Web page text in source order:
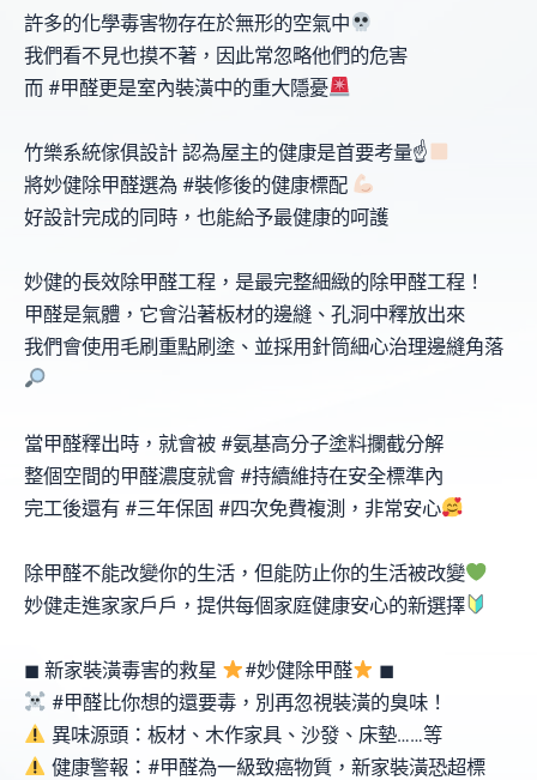
許多的化學毒害物存在於無形的空氣中
我們看不見也摸不著，因此常忽略他們的危害
而 #甲醛更是室內裝潢中的重大隱憂
竹樂系統傢俱設計 認為屋主的健康是首要考量☝
將妙健除甲醛選為 #裝修後的健康標配
好設計完成的同時，也能給予最健康的呵護
妙健的長效除甲醛工程，是最完整細緻的除甲醛工程！
甲醛是氣體，它會沿著板材的邊縫、孔洞中釋放出來
我們會使用毛刷重點刷塗、並採用針筒細心治理邊縫角落
當甲醛釋出時，就會被 #氨基高分子塗料攔截分解
整個空間的甲醛濃度就會 #持續維持在安全標準內
完工後還有 #三年保固 #四次免費複測，非常安心
除甲醛不能改變你的生活，但能防止你的生活被改變
妙健走進家家戶戶，提供每個家庭健康安心的新選擇
◼ 新家裝潢毒害的救星 #妙健除甲醛
◼
#甲醛比你想的還要毒，別再忽視裝潢的臭味！
異味源頭：板材、木作家具、沙發、床墊……等
健康警報：#甲醛為一級致癌物質，新家裝潢恐超標